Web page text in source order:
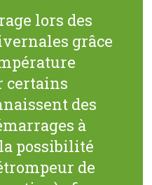
lors des
grâce
certains
des
à
possibilité
de